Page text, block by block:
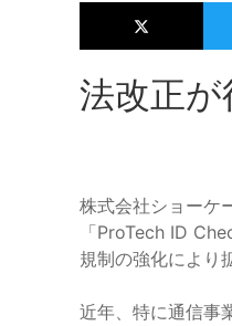
法改正
株式会社ショーケ
「ProTech ID
規制の強化により
近年、特に通信事